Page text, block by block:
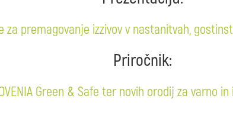
za premagovanje izzivov v nastanitvah,
Priročnik:
Green & Safe ter novih orodij za varno